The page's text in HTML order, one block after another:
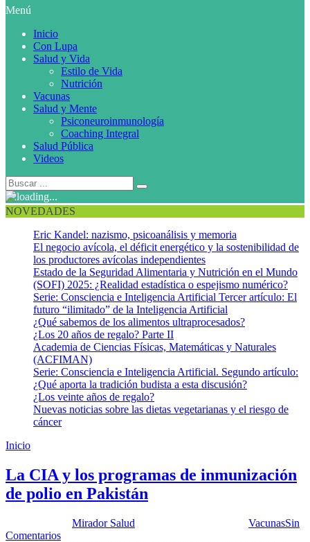
Menú
Inicio
Con Lupa
Salud y Vida
Estilo de Vida
Nutrición
Vacunas
Salud y Mente
Psiconeuroinmunología
Coaching Integral
Salud Pública
Videos
NOVEDADES
Eric Kandel: nazismo, psicoanálisis y memoria
El negocio avícola, el déficit energético y la sostenibilidad de
los productores avícolas independientes
Estado de la Seguridad Alimentaria y Nutrición en el Mundo
(SOFI) 2025: ¿Realidad estadística o espejismo numérico?
Serie: Consciencia e Inteligencia Artificial Tercer artículo: El
futuro “ilimitado” de la Inteligencia Artificial
¿Qué sabemos de los alimentos ultraprocesados?
¿Los 20 años de regalo? Parte II
Academia de Ciencias Físicas, Matemáticas y Naturales
(ACFIMAN)
Serie: Consciencia e Inteligencia Artificial. Segundo artículo:
¿Qué aporta la tradición budista a esta discusión?
¿Los veinte años de regalo?
Nuevas noticias sobre las dietas vegetarianas y el riesgo de
cáncer
Inicio
La CIA y los programas de inmunización
de polio en Pakistán
Mirador Salud VacunasSin
Comentarios